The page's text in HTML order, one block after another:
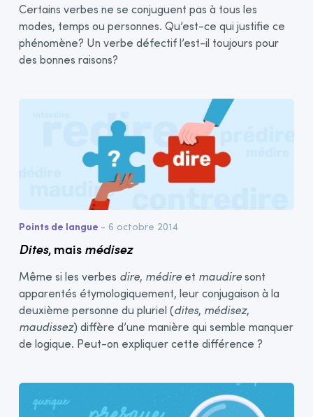
Certains verbes ne se conjuguent pas à tous les
modes, temps ou personnes. Qu’est-ce qui justifie ce
phénomène? Un verbe défectif l’est-il toujours pour
des bonnes raisons?
Points de langue - 6 octobre 2014
Dites, mais médisez
Même si les verbes dire, médire et maudiresont
apparentés étymologiquement, leur conjugaison à la
deuxième personne du pluriel (dites, médisez,
maudissez) diffère d’une manière qui semble manquer
de logique. Peut-on expliquer cette différence ?